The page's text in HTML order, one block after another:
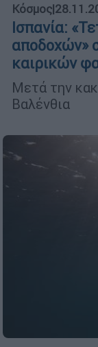
Κόσμος|
Ισπανία:
αποδοχών»
καιρικών
Μετά την
Βαλένθια